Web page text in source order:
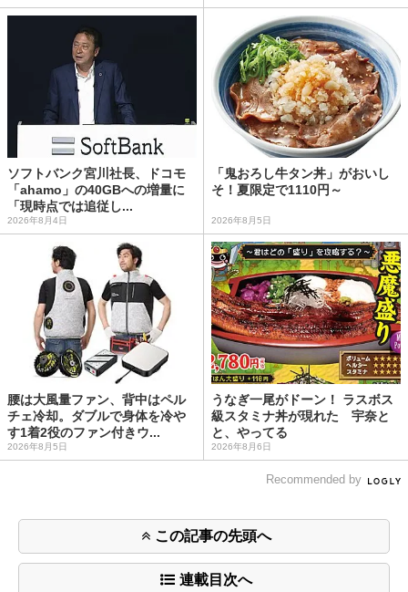
ソフトバンク宮川社長、ドコモ
「ahamo」の40GBへの増量に
「現時点では追従し...
2026年8月4日
「鬼おろし牛タン丼」がおいし
そ！夏限定で1110円～
2026年8月5日
腰は大風量ファン、背中はペル
チェ冷却。ダブルで身体を冷や
す1着2役のファン付きウ...
2026年8月5日
うなぎ一尾がドーン！ ラスボス
級スタミナ丼が現れた 宇奈と
と、やってる
2026年8月6日
Recommended by
この記事の先頭へ
連載目次へ